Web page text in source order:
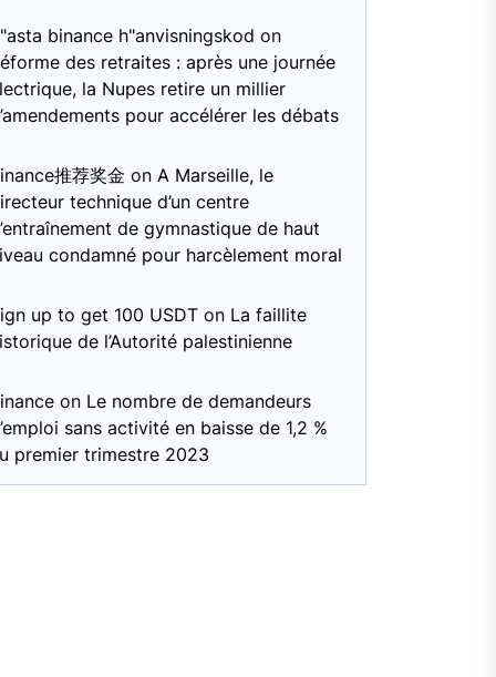
binance h"anvisningskod on
des retraites : après une journée
la Nupes retire un millier
pour accélérer les débats
推荐奖金 on A Marseille, le
technique d’un centre
de gymnastique de haut
condamné pour harcèlement moral
up to get 100 USDT on La faillite
de l’Autorité palestinienne
on Le nombre de demandeurs
sans activité en baisse de 1,2 %
premier trimestre 2023